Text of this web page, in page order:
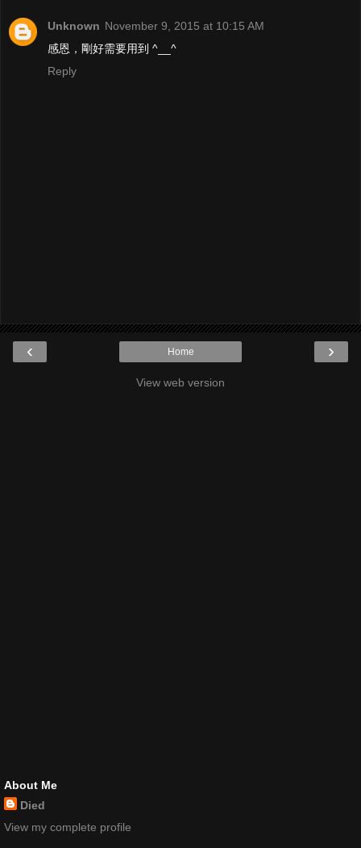
Unknown November 9, 2015 at 10:15 AM
感恩，剛好需要用到 ^__^
Reply
‹ ›
Home
View web version
About Me
Died
View my complete profile